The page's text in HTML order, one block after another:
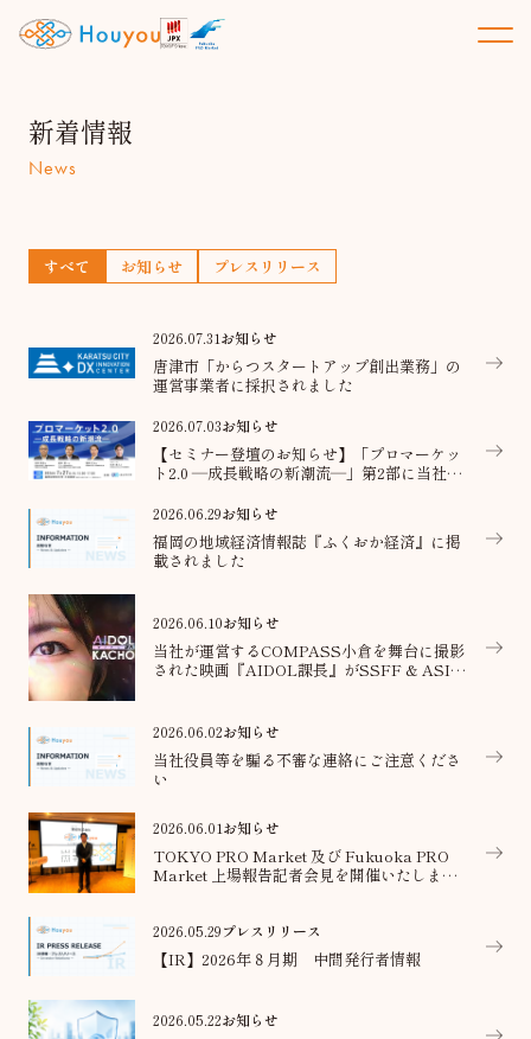
新着情報
News
すべて お知らせ プレスリリース
2026.07.31お知らせ
唐津市「からつスタートアップ創出業務」の
運営事業者に採択されました
2026.07.03お知らせ
【セミナー登壇のお知らせ】「プロマーケッ
ト2.0 ―成長戦略の新潮流―」第2部に当社代
2026.06.29お知らせ
福岡の地域経済情報誌『ふくおか経済』に掲
載されました
2026.06.10お知らせ
当社が運営するCOMPASS小倉を舞台に撮影
された映画『AIDOL課長』がSSFF & ASIA
2026.06.02お知らせ
当社役員等を騙る不審な連絡にご注意くださ
い
2026.06.01お知らせ
TOKYO PRO Market 及び Fukuoka PRO
Market 上場報告記者会見を開催いたしまし
2026.05.29プレスリリース
【IR】2026年８月期 中間発行者情報
2026.05.22お知らせ